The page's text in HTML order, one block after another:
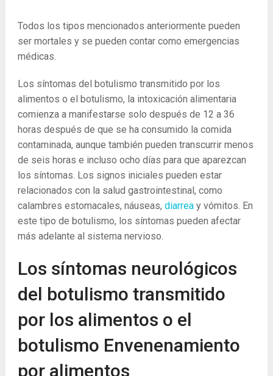
Todos los tipos mencionados anteriormente pueden
ser mortales y se pueden contar como emergencias
médicas.
Los síntomas del botulismo transmitido por los
alimentos o el botulismo, la intoxicación alimentaria
comienza a manifestarse solo después de 12 a 36
horas después de que se ha consumido la comida
contaminada, aunque también pueden transcurrir menos
de seis horas e incluso ocho días para que aparezcan
los síntomas. Los signos iniciales pueden estar
relacionados con la salud gastrointestinal, como
calambres estomacales, náuseas, diarrea y vómitos. En
este tipo de botulismo, los síntomas pueden afectar
más adelante al sistema nervioso.
Los síntomas neurológicos
del botulismo transmitido
por los alimentos o el
botulismo Envenenamiento
por alimentos